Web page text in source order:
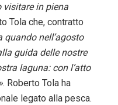
visitare in piena
Tola che, contratto
quando nell’agosto
guida delle nostre
laguna: con l’atto
. Roberto Tola ha
legato alla pesca.